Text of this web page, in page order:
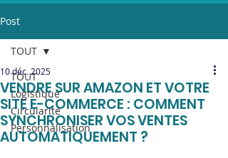
Post
TOUT
Logistique
Circularité
Personnalisation
TOUT
VENDRE SUR AMAZON ET VOTRE
SITE E-COMMERCE : COMMENT
SYNCHRONISER VOS VENTES
AUTOMATIQUEMENT ?
10 déc. 2025